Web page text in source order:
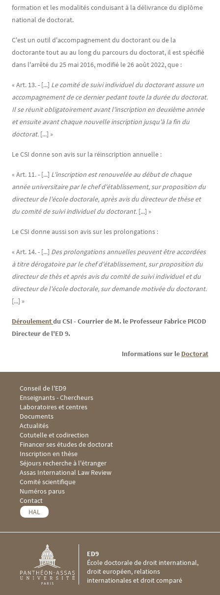
formation et les modalités conduisant à la délivrance du diplôme
national de doctorat.
C'est un outil d'accompagnement du doctorant ou de la
doctorante tout au au long du parcours du doctorat, il est spécifié
dans l'arrêté du 25 mai 2016, modifié le 26 août 2022, que :
« Art. 13. - [...] Le comité de suivi individuel du doctorant assure un
accompagnement de ce dernier pedant toute la durée du doctorat.
Il se réunit obligatoirement avant l'inscription en deuxième année
et ensuite avant chaque nouvelle inscription jusqu'à la fin du
doctorat. [...] »
Le CSI donne son avis sur la réinscription annuelle :
« Art. 11. - [...] L'inscription est renouvelée au début de chaque
année universitaire par le chef d'établissement, sur proposition du
directeur de l'école doctorale, après avis du directeur de thèse et
du comité de suivi individuel du doctorant. [...] »
Le CSI donne aussi son avis sur les prolongations :
« Art. 14. - [...] Des prolongations annuelles peuvent être accordées
à titre dérogatoire par le chef d'établissement, sur proposition du
directeur de thès et après avis du comité de suivi individuel et du
directeur de l'école doctorale, sur demande motivéedu doctorant.
[...] »
Déroulement du CSI - Courrier de M. le Professeur Fabrice PICOD
Directeur de l'ED 9.
Informations sur le Doctorat
Menu footer ED9 1
Conseil de l'ED9
Enseignants - Chercheurs
Laboratoires et centres
Documents
Menu footer ED9 2
Actualités
Cotutelle et codirection
Financer ses études de doctorat
Inscription en thèse
Séjours recherche à l'étranger
Menu footer ED9 3
Assas International Law Review
Comité scientifique
Numéros parus
Menu footer ED9 4
Contact
HAL
École doctorale de droit international,
droit européen, relations
internationales et droit comparé
ED9